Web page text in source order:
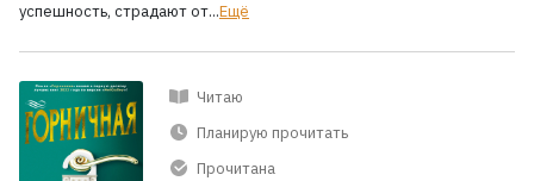
успешность, страдают от...Ещё
Читаю
Планирую прочитать
Прочитана